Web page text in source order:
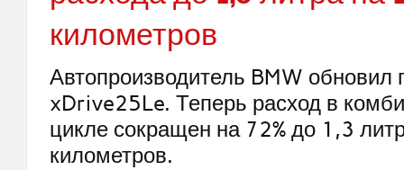
километров
Автопроизводитель BMW обновил
xDrive25Le. Теперь расход в
цикле сокращен на 72% до 1,3
километров.